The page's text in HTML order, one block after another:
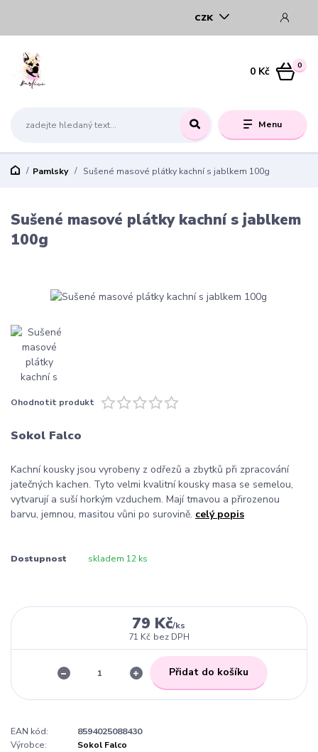
Menu
CZK
0
0 Kč
Pamlsky Sušené masové plátky kachní s jablkem 100g
Sušené masové plátky kachní s jablkem
100g
Ohodnotit produkt
Sokol Falco
Kachní kousky jsou vyrobeny z odřezů a zbytků při zpracování
jatečných kachen. Tyto velmi kvalitní kousky masa se semelou,
vytvarují a suší horkým vzduchem. Mají tmavou a přirozenou
barvu, jemnou, masitou vůni po surovině. celý popis
Dostupnost skladem 12 ks
79 Kč/ks
71 Kč bez DPH
Přidat do košíku
EAN kód:
8594025088430
Výrobce:
Sokol Falco